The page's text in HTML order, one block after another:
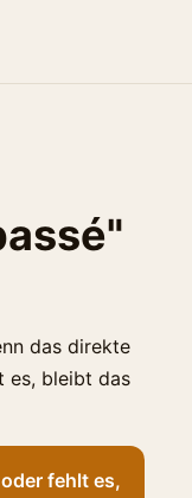
das direkte
es, bleibt das
fehlt es,